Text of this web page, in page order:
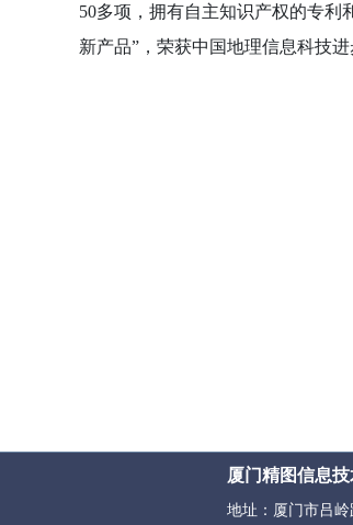
50多项，拥有自主知识产权的专利
新产品” ，荣获中国地理信息科技
厦门精图信息技
地址：厦门市吕岭